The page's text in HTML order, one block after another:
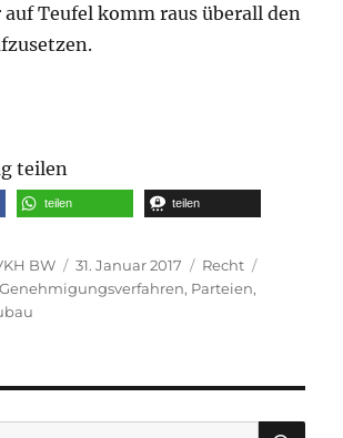
auf Teufel komm raus überall den
Windkraftgenehmigungen
teilen
teilen teilen
BW
Veröffentlicht
am
31. Januar 2017 Kategorien
Recht
Genehmigungsverfahren, Parteien,